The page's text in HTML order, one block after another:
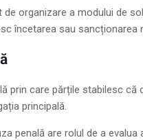
de organizare a modului de
încetarea sau sancționarea
prin care părțile stabilesc
principală.
penală are rolul de a